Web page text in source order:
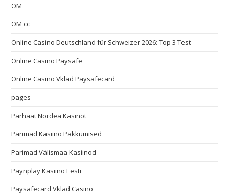
OM
OM cc
Online Casino Deutschland für Schweizer 2026: Top 3 Test
Online Casino Paysafe
Online Casino Vklad Paysafecard
pages
Parhaat Nordea Kasinot
Parimad Kasiino Pakkumised
Parimad Välismaa Kasiinod
Paynplay Kasiino Eesti
Paysafecard Vklad Casino